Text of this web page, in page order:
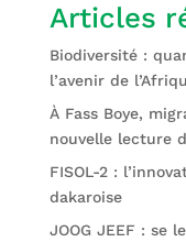
Articles
Biodiversité :
l’avenir de
À Fass Boye,
nouvelle lecture
FISOL-2 :
dakaroise
JOOG JEEF : se